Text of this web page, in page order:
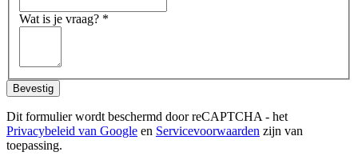
Wat is je vraag? *
Bevestig
Dit formulier wordt beschermd door reCAPTCHA - het
Privacybeleid van Google en Servicevoorwaarden zijn van
toepassing.